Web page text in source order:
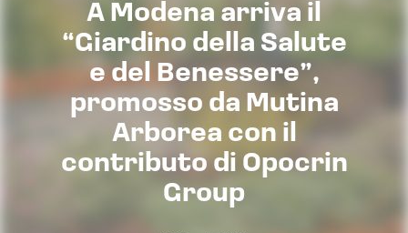
A Modena arriva il
“Giardino della Salute
e del Benessere”,
promosso da Mutina
Arborea con il
contributo di Opocrin
Group